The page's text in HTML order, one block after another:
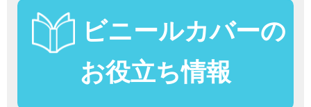
ビニールカバーの
お役立ち情報